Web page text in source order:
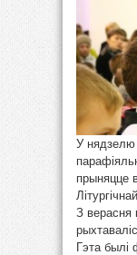
У нядзелю
прыняцце
З верасня
Гэта былі